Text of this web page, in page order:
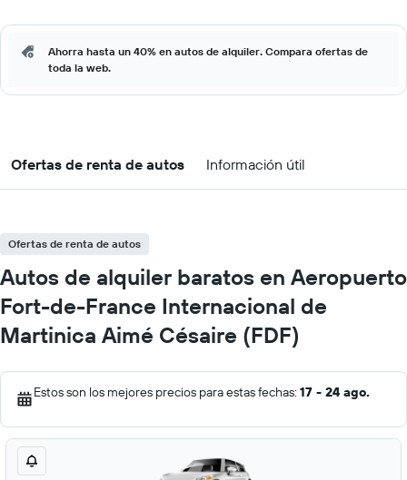
Ahorra hasta un 40% en autos de alquiler. Compara ofertas de
toda la web.
Ofertas de renta de autos Información útil
Ofertas de renta de autos
Autos de alquiler baratos en Aeropuerto
Fort-de-France Internacional de
Martinica Aimé Césaire (FDF)
Estos son los mejores precios para estas fechas: 17 - 24 ago.